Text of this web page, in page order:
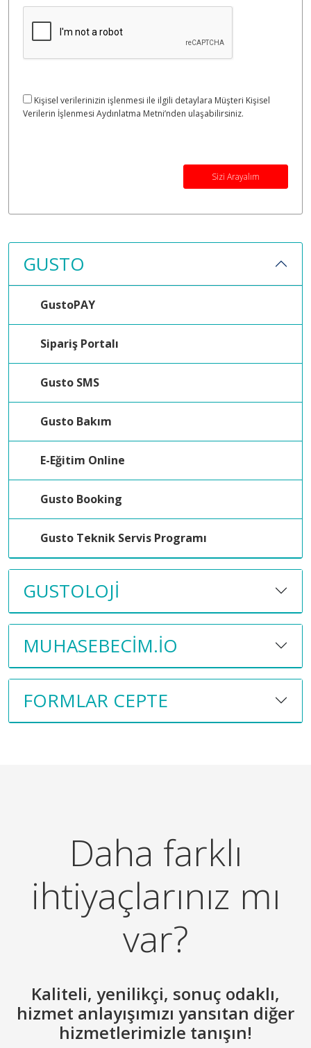
Kişisel verilerinizin işlenmesi ile ilgili detaylara Müşteri Kişisel
Verilerin İşlenmesi Aydınlatma Metni’nden ulaşabilirsiniz.
Sizi Arayalım
GUSTO
GustoPAY
Sipariş Portalı
Gusto SMS
Gusto Bakım
E-Eğitim Online
Gusto Booking
Gusto Teknik Servis Programı
GUSTOLOJI
MUHASEBECIM.IO
FORMLAR CEPTE
Daha farklı
ihtiyaçlarınız mı
var?
Kaliteli, yenilikçi, sonuç odaklı,
hizmet anlayışımızı yansıtan diğer
hizmetlerimizle tanışın!